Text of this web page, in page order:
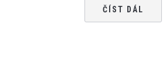
ČÍST DÁL